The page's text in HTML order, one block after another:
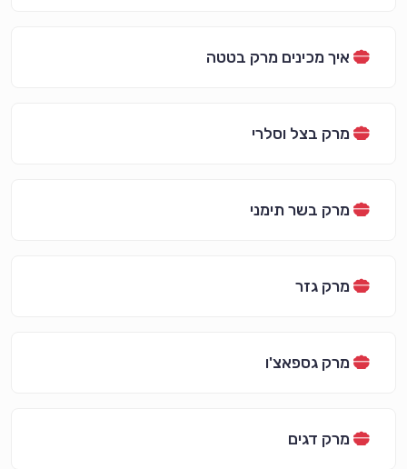
איך מכינים מרק בטטה
מרק בצל וסלרי
מרק בשר תימני
מרק גזר
מרק גספאצ'ו
מרק דגים